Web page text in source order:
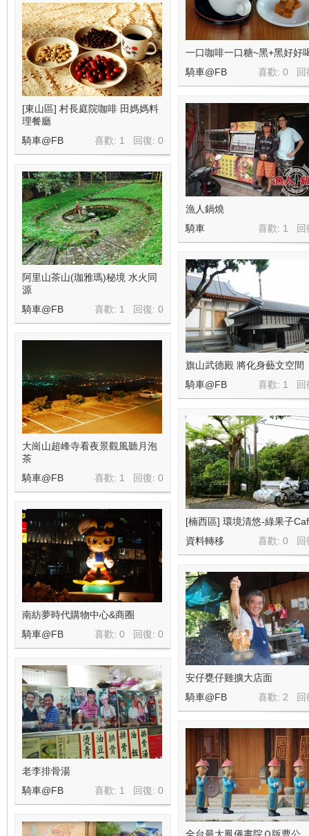
一口咖啡一口糖~黑+黑好好
喜歡: 0 回
騎車@FB
[東山區] 村長庭院咖啡 田媽媽料
理餐廳
喜歡: 1 回復: 0
騎車@FB
漁人鍋燒
喜歡: 1 回
騎車
阿里山茶山(珈雅瑪)秘境 水火同
源
喜歡: 1 回復: 0
騎車@FB
旗山武德殿 將化身藝文空間
喜歡: 1 回
騎車@FB
大崗山超峰寺看夜景觀風聽月泡
茶
喜歡: 1 回復: 0
騎車@FB
[楠西區] 環境清悠-綠果子
喜歡: 0 回
資料轉移
南紡夢時代購物中心&商圈
喜歡: 0 回復: 0
騎車@FB
安仔甕仔雞擴大店面
喜歡: 2 回
騎車@FB
老李排骨湯
喜歡: 1 回復: 0
騎車@FB